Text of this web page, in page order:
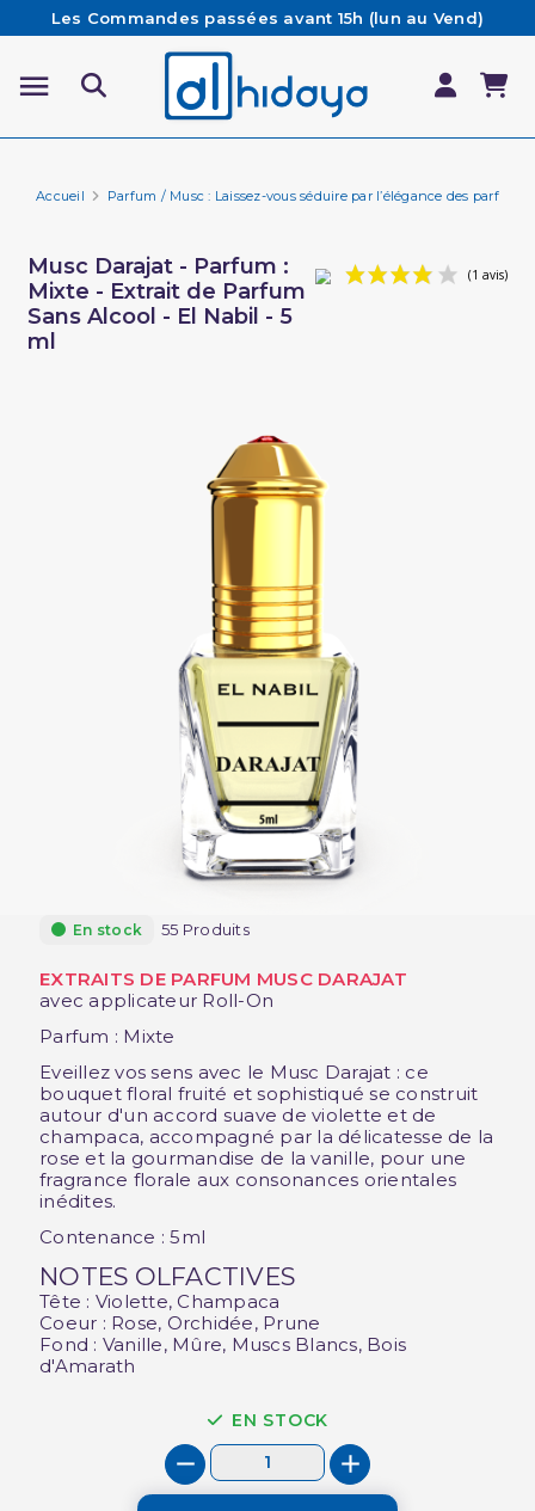
Les Commandes passées avant 15h (lun au Vend)
sont préparées et expédiées le jour même
Besoin d'aide ? Retrouvez notre FAQ
Livraison offerte à partir de 65€ d'achat*
Accueil Parfum / Musc : Laissez-vous séduire par l’élégance des parfums
Musc Darajat - Parfum :
Mixte - Extrait de Parfum
Sans Alcool - El Nabil - 5
ml
En stock 55 Produits
EXTRAITS DE PARFUM MUSC DARAJAT
avec applicateur Roll-On
Parfum : Mixte
Eveillez vos sens avec le Musc Darajat : ce
bouquet floral fruité et sophistiqué se construit
autour d'un accord suave de violette et de
champaca, accompagné par la délicatesse de la
rose et la gourmandise de la vanille, pour une
fragrance florale aux consonances orientales
inédites.
Contenance : 5ml
NOTES OLFACTIVES
Tête : Violette, Champaca
Coeur : Rose, Orchidée, Prune
Fond : Vanille, Mûre, Muscs Blancs, Bois
d'Amarath
EN STOCK